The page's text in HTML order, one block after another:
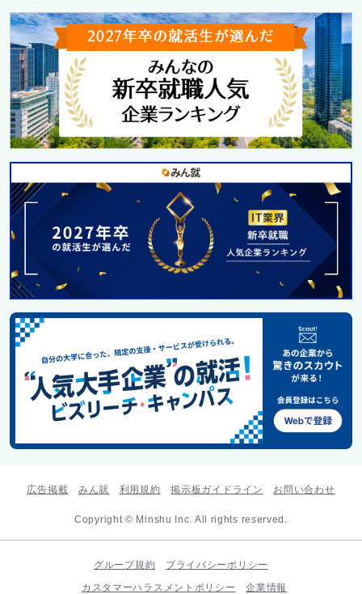
広告掲載 みん就 利用規約 掲示板ガイドライン お問い合わせ
Copyright © Minshu Inc. All rights reserved.
グループ規約
プライバシーポリシー
カスタマーハラスメントポリシー
企業情報